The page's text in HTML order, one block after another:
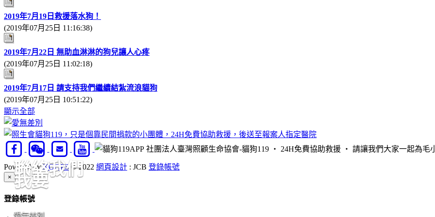
2019年7月19日救援落水狗！
(2019年07月25日 11:16:38)
2019年7月22日 無助血淋淋的狗兒讓人心疼
(2019年07月25日 11:02:18)
2019年7月17日 請支持我們繼續結紮流浪貓狗
(2019年07月25日 10:51:22)
顯示全部
聯絡我們
我要
社團法人臺灣照顧生命協會-貓狗119 ‧ 24H免費協助救援 ‧ 請讓我們大家一起為毛
Powered byXOOPS © 2022 網頁設計 : JCB 登錄帳號
× Close
登錄帳號